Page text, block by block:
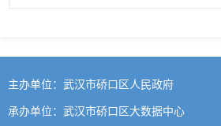
主办单位：武汉市硚口区人民政府
承办单位：武汉市硚口区大数据中心